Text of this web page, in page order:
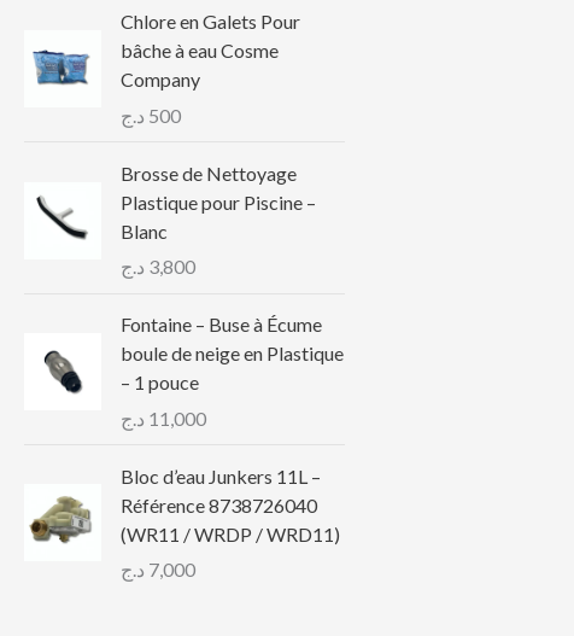
Chlore en Galets Pour
bâche à eau Cosme
Company
500 د.ج
Brosse de Nettoyage
Plastique pour Piscine –
Blanc
3,800 د.ج
Fontaine – Buse à Écume
boule de neige en Plastique
– 1 pouce
11,000 د.ج
Bloc d’eau Junkers 11L –
Référence 8738726040
(WR11 / WRDP / WRD11)
7,000 د.ج